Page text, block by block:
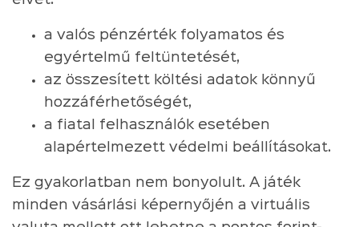
a valós pénzérték folyamatos és
egyértelmű feltüntetését,
az összesített költési adatok könnyű
hozzáférhetőségét,
a fiatal felhasználók esetében
alapértelmezett védelmi beállításokat.
Ez gyakorlatban nem bonyolult. A játék
minden vásárlási képernyőjén a virtuális